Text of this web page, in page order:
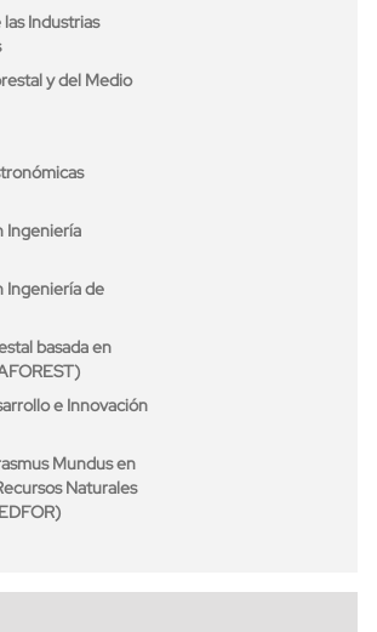
Industrias
y del Medio
Ingeniería
Ingeniería de
basada en
e Innovación
Mundus en
Naturales